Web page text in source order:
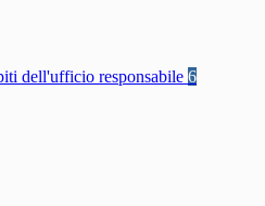
dell'ufficio responsabile 6